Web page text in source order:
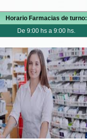
Horario Farmacias de turno:
De 9:00 hs a 9:00 hs.